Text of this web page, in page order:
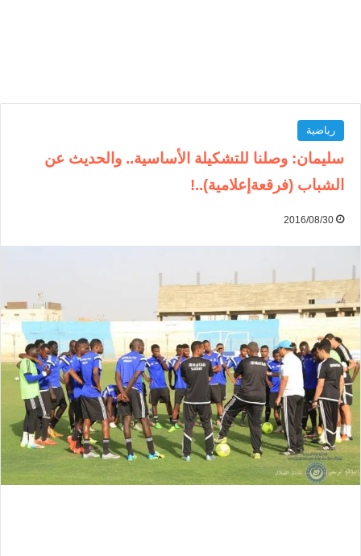
رياضية
سليمان: وصلنا للتشكيلة الأساسية.. والحديث عن
الشباب (فرقعةإعلامية)..!
2016/08/30